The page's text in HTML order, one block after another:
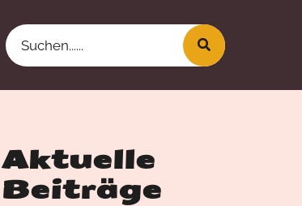
Search
for:
Aktuelle
Beiträge